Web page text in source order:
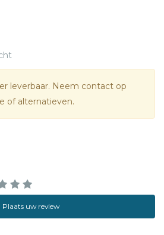
leverbaar. Neem contact op
of alternatieven.
Plaats uw review